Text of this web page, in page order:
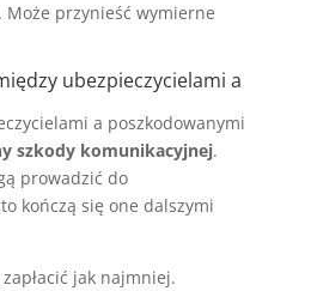
Może przynieść wymierne
ubezpieczycielami a
a poszkodowanymi
szkody komunikacyjnej.
prowadzić do
kończą się one dalszymi
jak najmniej.